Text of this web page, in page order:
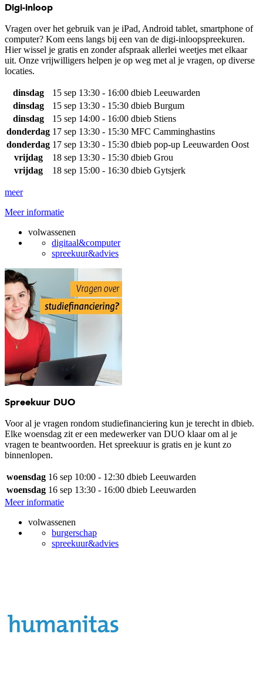
Digi-inloop
Vragen over het gebruik van je iPad, Android tablet, smartphone of
computer? Kom eens langs bij een van de digi-inloopspreekuren.
Hier wissel je gratis en zonder afspraak allerlei weetjes met elkaar
uit. Onze vrijwilligers helpen je op weg met al je vragen, op diverse
locaties.
dinsdag 15 sep 13:30 - 16:00 dbieb Leeuwarden
dinsdag
15 sep 13:30 - 15:30 dbieb Burgum
dinsdag
15 sep 14:00 - 16:00 dbieb Stiens
donderdag 17 sep 13:30 - 15:30 MFC Camminghastins
donderdag 17 sep 13:30 - 15:30 dbieb pop-up Leeuwarden Oost
vrijdag
18 sep 13:30 - 15:30 dbieb Grou
vrijdag
18 sep 15:00 - 16:30 dbieb Gytsjerk
meer
Meer informatie
volwassenen
digitaal&computer
spreekuur&advies
Spreekuur DUO
Voor al je vragen rondom studiefinanciering kun je terecht in dbieb.
Elke woensdag zit er een medewerker van DUO klaar om al je
vragen te beantwoorden. Het spreekuur is gratis en je kunt zo
binnenlopen.
woensdag 16 sep 10:00 - 12:30 dbieb Leeuwarden
woensdag 16 sep 13:30 - 16:00 dbieb Leeuwarden
Meer informatie
volwassenen
burgerschap
spreekuur&advies